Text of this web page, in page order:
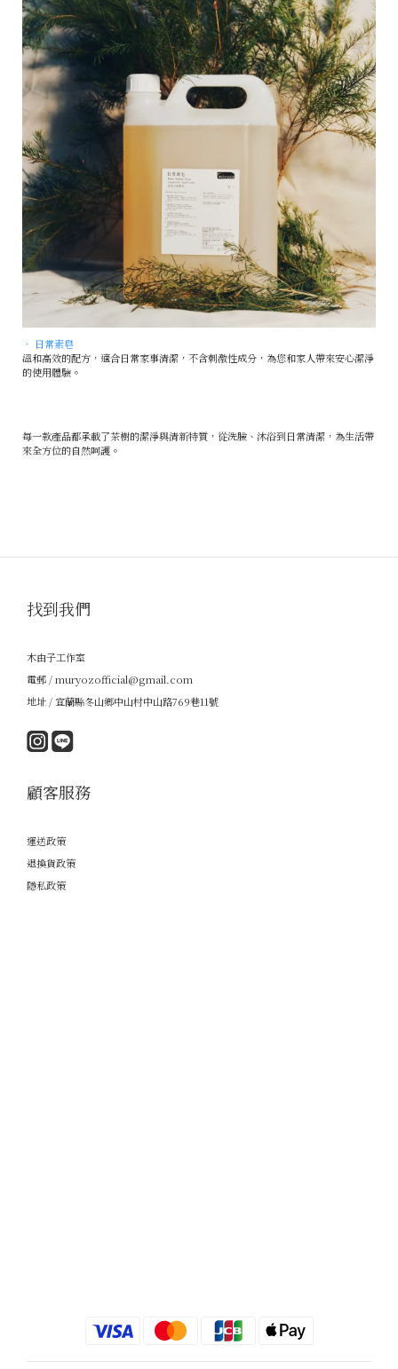
• 日常素皂
溫和高效的配方，適合日常家事清潔，不含刺激性成分，為您和家人帶來安心潔淨
的使用體驗。
每一款產品都承載了茶樹的潔淨與清新特質，從洗臉、沐浴到日常清潔，為生活帶
來全方位的自然呵護。
找到我們
木由子工作室
電郵 / muryozofficial@gmail.com
地址 / 宜蘭縣冬山鄉中山村中山路769巷11號
顧客服務
運送政策
退換貨政策
隱私政策